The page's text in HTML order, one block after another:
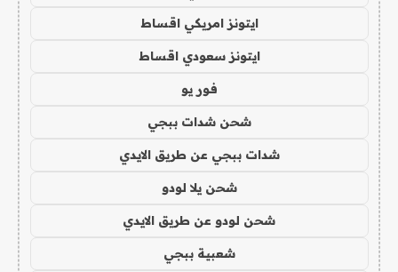
ايتونز امريكي اقساط
ايتونز سعودي اقساط
فور يو
شحن شدات ببجي
شدات ببجي عن طريق الايدي
شحن يلا لودو
شحن لودو عن طريق الايدي
شعبية ببجي